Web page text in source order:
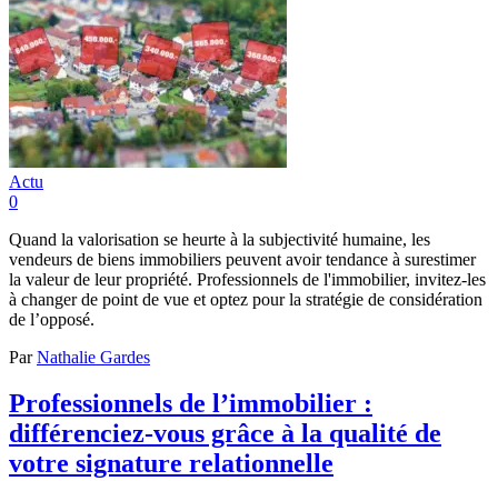
Actu
0
Quand la valorisation se heurte à la subjectivité humaine, les
vendeurs de biens immobiliers peuvent avoir tendance à surestimer
la valeur de leur propriété. Professionnels de l'immobilier, invitez-les
à changer de point de vue et optez pour la stratégie de considération
de l’opposé.
ParNathalie Gardes
Professionnels de l’immobilier :
différenciez-vous grâce à la qualité de
votre signature relationnelle